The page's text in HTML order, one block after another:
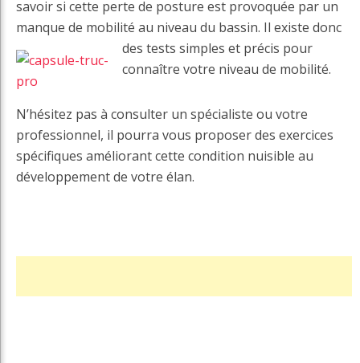
savoir si cette perte de posture est provoquée par un
manque de mobilité au niveau du bassin. Il existe donc
des tests simples et précis pour
connaître votre niveau de mobilité.
N’hésitez pas à consulter un spécialiste ou votre
professionnel, il pourra vous proposer des exercices
spécifiques améliorant cette condition nuisible au
développement de votre élan.